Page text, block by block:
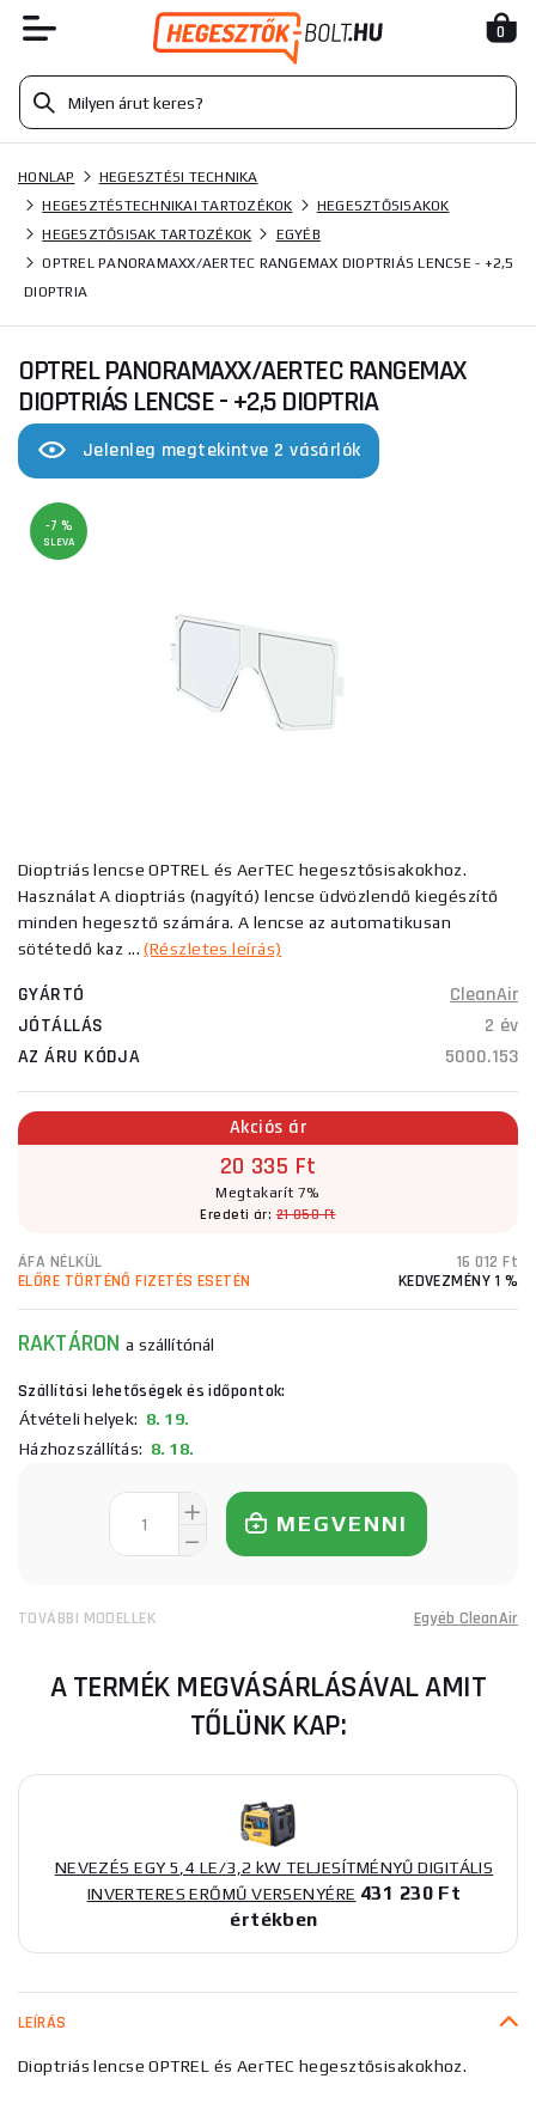
0
HONLAP
HEGESZTÉSI TECHNIKA
HEGESZTÉSTECHNIKAI TARTOZÉKOK
HEGESZTŐSISAKOK
HEGESZTŐSISAK TARTOZÉKOK
EGYÉB
OPTREL PANORAMAXX/AERTEC RANGEMAX DIOPTRIÁS LENCSE - +2,5
DIOPTRIA
OPTREL PANORAMAXX/AERTEC RANGEMAX
DIOPTRIÁS LENCSE - +2,5 DIOPTRIA
Jelenleg megtekintve 2 vásárlók
-7 %
SLEVA
Dioptriás lencse OPTREL és AerTEC hegesztősisakokhoz.
Használat A dioptriás (nagyító) lencse üdvözlendő kiegészítő
minden hegesztő számára. A lencse az automatikusan
sötétedő kaz ...(Részletes leírás)
GYÁRTÓ
CleanAir
JÓTÁLLÁS
2 év
AZ ÁRU KÓDJA
5000.153
Akciós ár
20 335 Ft
Megtakarít 7%
Eredeti ár:21 850 Ft
ÁFA NÉLKÜL
16 012 Ft
ELŐRE TÖRTÉNŐ FIZETÉS ESETÉN
KEDVEZMÉNY 1 %
RAKTÁRONa szállítónál
Szállítási lehetőségek és időpontok:
Átvételi helyek: 8. 19.
Házhozszállítás: 8. 18.
MEGVENNI
TOVÁBBI MODELLEK Egyéb CleanAir
A TERMÉK MEGVÁSÁRLÁSÁVAL AMIT
TŐLÜNK KAP:
NEVEZÉS EGY 5,4 LE/3,2 kW TELJESÍTMÉNYŰ DIGITÁLIS
INVERTERES ERŐMŰ VERSENYÉRE 431 230 Ft
értékben
LEÍRÁS
Dioptriás lencse OPTREL és AerTEC hegesztősisakokhoz.